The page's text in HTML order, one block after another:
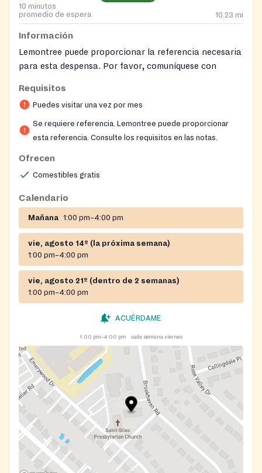
10 minutos
promedio de espera
10.23 mi
Información
Lemontree puede proporcionar la referencia necesaria
para esta despensa. Por favor, comuníquese con
conseguir una referencia para una despensa de
Nourish Up.
Nourish Up también organiza distribuciones de
referencia, identificación ni documentos financieros.
Es necesario registrarse con anticipación para estos
registrarse:
Requisitos: se requiere referencia, se requiere cita
Requisitos
Puedes visitar una vez por mes
Se requiere referencia. Lemontree puede proporcionar
esta referencia. Consulte los requisitos en las notas.
Ofrecen
Comestibles gratis
Calendario
Mañana 1:00 pm–4:00 pm
vie, agosto 14º (la próxima semana)
1:00 pm–4:00 pm
vie, agosto 21º (dentro de 2 semanas)
1:00 pm–4:00 pm
ACUÉRDAME
1:00 pm–4:00 pm cada semana viernes